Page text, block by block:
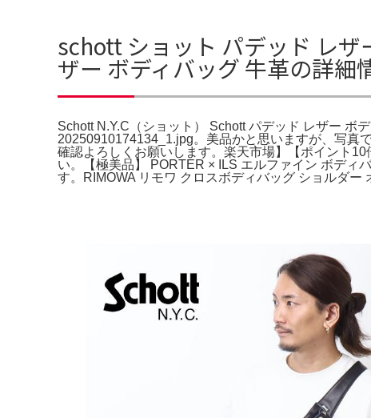
schott ショット パデッド レザ
ザー ボディバッグ 牛革の詳細
Schott N.Y.C（ショット） Schott パデッド レザー ボ
20250910174134_1.jpg。美品かと思いますが、写真
確認よろしくお願いします。楽天市場】【ポイント
い。【極美品】 PORTER × ILS エルファイン ボディ
す。RIMOWA リモワ クロスボディバッグ ショルダー